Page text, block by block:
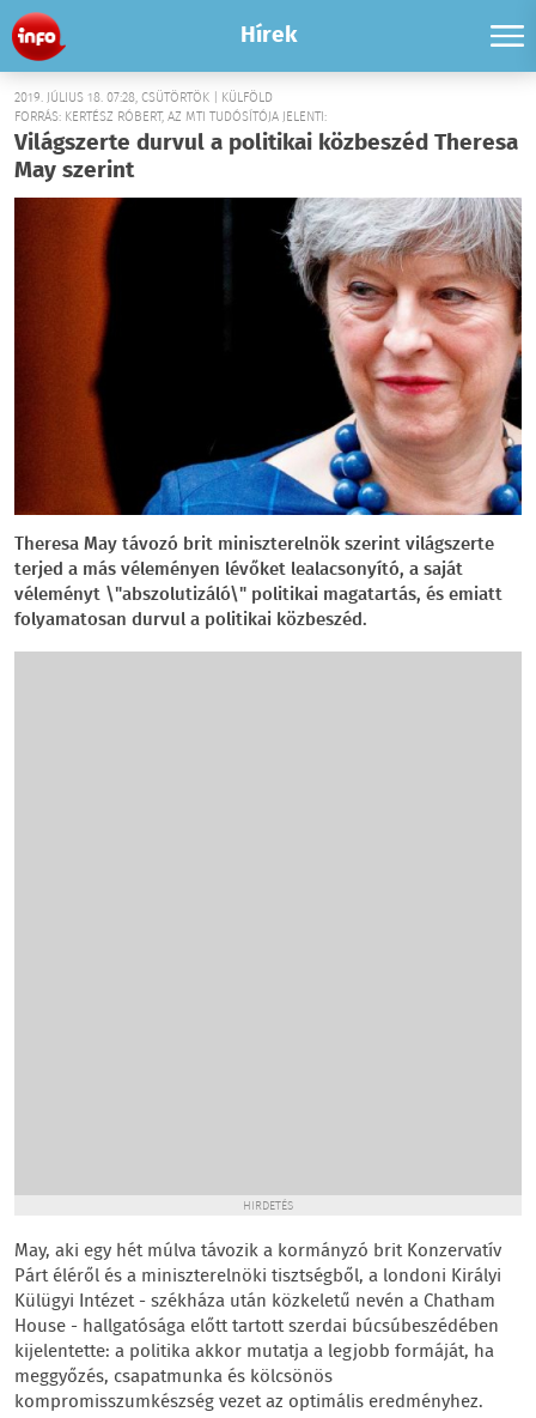
Hírek
2019. JÚLIUS 18. 07:28, CSÜTÖRTÖK | KÜLFÖLD
FORRÁS: KERTÉSZ RÓBERT, AZ MTI TUDÓSÍTÓJA JELENTI:
Világszerte durvul a politikai közbeszéd Theresa
May szerint
Theresa May távozó brit miniszterelnök szerint világszerte
terjed a más véleményen lévőket lealacsonyító, a saját
véleményt \"abszolutizáló\" politikai magatartás, és emiatt
folyamatosan durvul a politikai közbeszéd.
HIRDETÉS
May, aki egy hét múlva távozik a kormányzó brit Konzervatív
Párt éléről és a miniszterelnöki tisztségből, a londoni Királyi
Külügyi Intézet - székháza után közkeletű nevén a Chatham
House - hallgatósága előtt tartott szerdai búcsúbeszédében
kijelentette: a politika akkor mutatja a legjobb formáját, ha
meggyőzés, csapatmunka és kölcsönös
kompromisszumkészség vezet az optimális eredményhez.